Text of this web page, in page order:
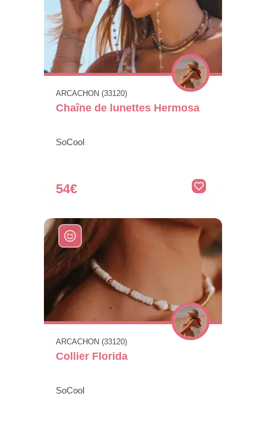
ARCACHON (33120)
Chaîne de lunettes Hermosa
SoCool
54€
ARCACHON (33120)
Collier Florida
SoCool